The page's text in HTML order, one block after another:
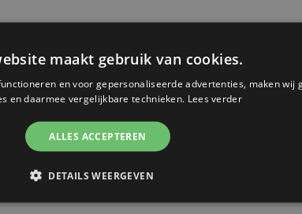
een
licht te
zorgt
maakt gebruik van cookies.
en voor gepersonaliseerde advertenties, maken wij
en daarmee vergelijkbare technieken. Lees verder
ALLES ACCEPTEREN
DETAILS WEERGEVEN